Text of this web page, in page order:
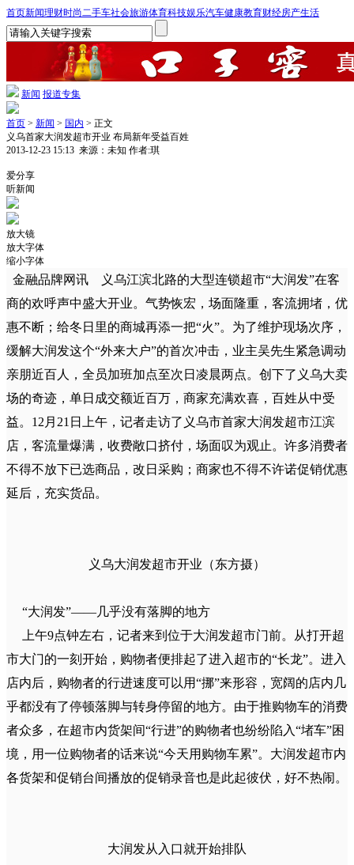
首页新闻理财时尚二手车社会旅游体育科技娱乐汽车健康教育财经房产生活
新闻 报道专集
首页 > 新闻 > 国内 > 正文
义乌首家大润发超市开业 布局新年受益百姓
2013-12-23 15:13 来源：未知 作者:琪
爱分享
听新闻
放大镜
放大字体
缩小字体
金融品牌网讯 义乌江滨北路的大型连锁超市“大润发”在客
商的欢呼声中盛大开业。气势恢宏，场面隆重，客流拥堵，优
惠不断；给冬日里的商城再添一把“火”。为了维护现场次序，
缓解大润发这个“外来大户”的首次冲击，业主吴先生紧急调动
亲朋近百人，全员加班加点至次日凌晨两点。创下了义乌大卖
场的奇迹，单日成交额近百万，商家充满欢喜，百姓从中受
益。12月21日上午，记者走访了义乌市首家大润发超市江滨
店，客流量爆满，收费敞口挤付，场面叹为观止。许多消费者
不得不放下已选商品，改日采购；商家也不得不许诺促销优惠
延后，充实货品。
义乌大润发超市开业（东方摄）
“大润发”――几乎没有落脚的地方
上午9点钟左右，记者来到位于大润发超市门前。从打开超
市大门的一刻开始，购物者便排起了进入超市的“长龙”。进入
店内后，购物者的行进速度可以用“挪”来形容，宽阔的店内几
乎都没有了停顿落脚与转身停留的地方。由于推购物车的消费
者众多，在超市内货架间“行进”的购物者也纷纷陷入“堵车”困
境，用一位购物者的话来说“今天用购物车累”。大润发超市内
各货架和促销台间播放的促销录音也是此起彼伏，好不热闹。
大润发从入口就开始排队